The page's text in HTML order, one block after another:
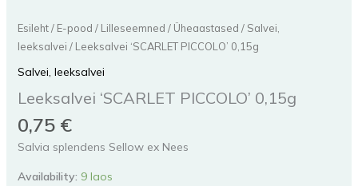
Esileht/ E-pood / Lilleseemned / Üheaastased / Salvei,
leeksalvei / Leeksalvei ‘SCARLET PICCOLO’ 0,15g
Salvei, leeksalvei
Leeksalvei ‘SCARLET PICCOLO’ 0,15g
0,75 €
Salvia splendens Sellow ex Nees
Availability: 9 laos